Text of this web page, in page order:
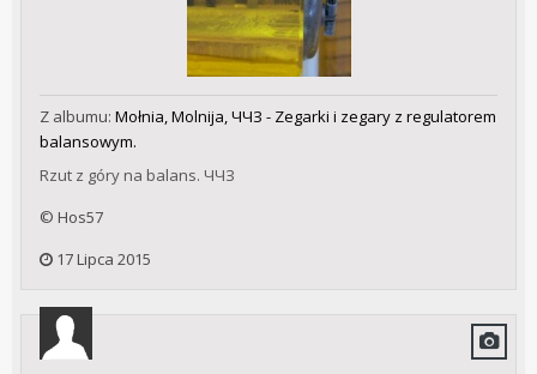
Z albumu: Mołnia, Molnija, ЧЧЗ - Zegarki i zegary z regulatorem
balansowym.
Rzut z góry na balans. ЧЧЗ
© Hos57
17 Lipca 2015